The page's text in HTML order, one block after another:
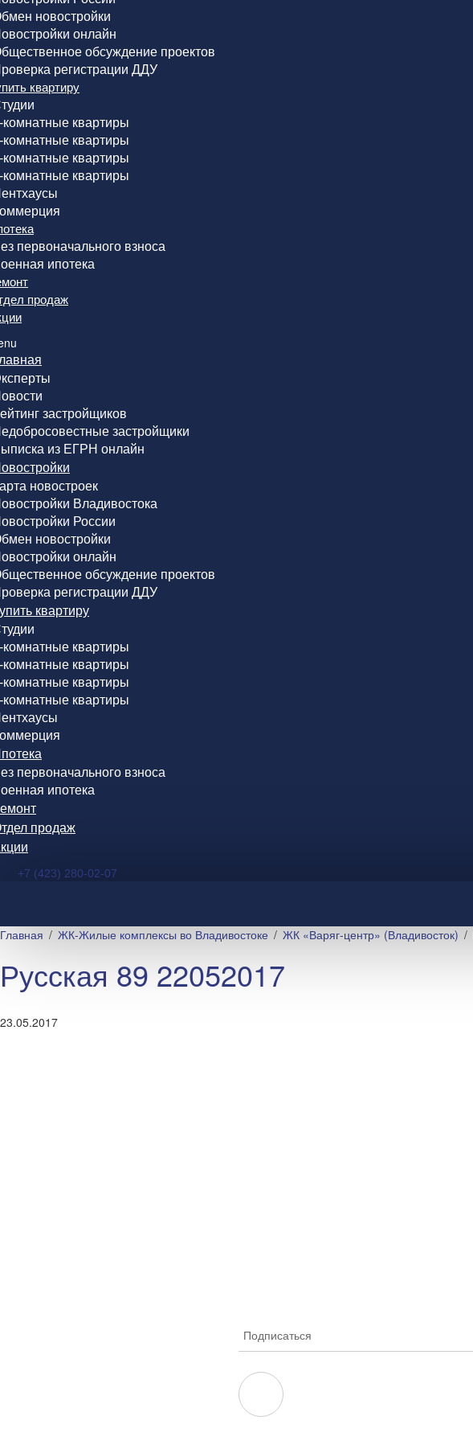
новостройки
онлайн
обсуждение проектов
регистрации ДДУ
квартиру
комнатные квартиры
комнатные квартиры
комнатные квартиры
комнатные квартиры
первоначального взноса
ипотека
продаж
застройщиков
застройщики
из ЕГРН онлайн
новостроек
Владивостока
России
новостройки
онлайн
обсуждение проектов
регистрации ДДУ
квартиру
комнатные квартиры
комнатные квартиры
комнатные квартиры
комнатные квартиры
первоначального взноса
ипотека
продаж
+7 (423) 280-02-07
Главная ЖК-Жилые комплексы во Владивостоке ЖК «Варяг-центр» (Владивосток)
Русская 89 22052017
23.05.2017
Подписаться